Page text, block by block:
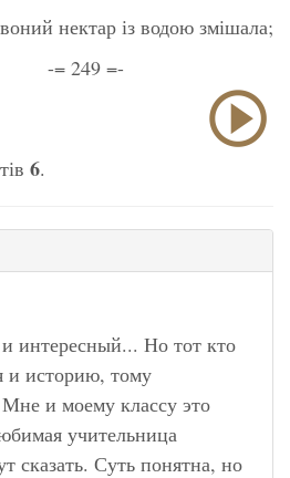
нектар із водою змішала;
-= 249 =-
6.
и интересный... Но тот кто
и историю, тому
и моему классу это
учительница
сказать. Суть понятна, но